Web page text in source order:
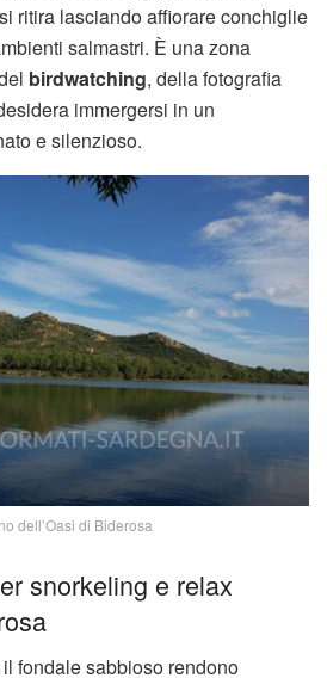
ritira lasciando affiorare conchiglie
salmastri. È una zona
birdwatching, della fotografia
immergersi in un
e silenzioso.
dell’Oasi di Biderosa
snorkeling e relax
fondale sabbioso rendono